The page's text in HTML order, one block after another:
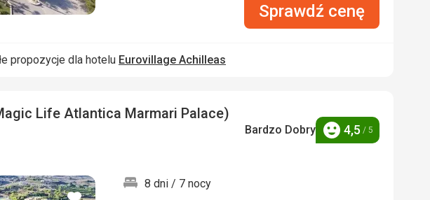
Sprawdź cenę
propozycje dla hotelu Eurovillage Achilleas
Life Atlantica Marmari Palace)
Bardzo Dobry Ocena
4,5 / 5
dodaj
8 dni / 7 nocy